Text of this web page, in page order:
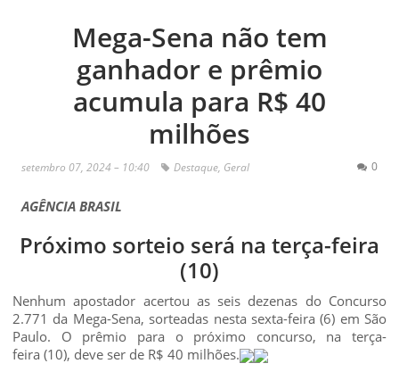
Mega-Sena não tem
ganhador e prêmio
acumula para R$ 40
milhões
setembro 07, 2024 – 10:40 Destaque, Geral 0
AGÊNCIA BRASIL
Próximo sorteio será na terça-feira
(10)
Nenhum apostador acertou as seis dezenas do Concurso
2.771 da Mega-Sena, sorteadas nesta sexta-feira (6) em São
Paulo. O prêmio para o próximo concurso, na terça-
feira (10), deve ser de R$ 40 milhões.